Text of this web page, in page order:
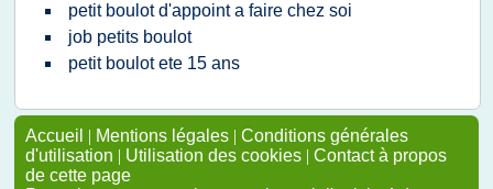
petit boulot d'appoint a faire chez soi
job petits boulot
petit boulot ete 15 ans
Accueil | Mentions légales | Conditions générales
d'utilisation | Utilisation des cookies | Contact à propos
de cette page